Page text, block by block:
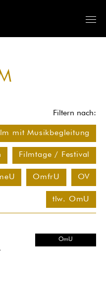
Filtern nach:
mit Musikbegleitung
Filmtage / Festival
OmfrU OV
tlw. OmU
OmU